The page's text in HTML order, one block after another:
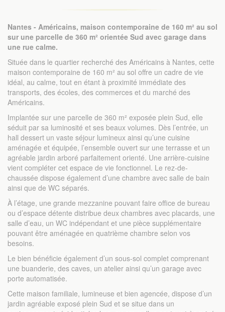
Nantes - Américains, maison contemporaine de 160 m² au sol
sur une parcelle de 360 m² orientée Sud avec garage dans
une rue calme.
Située dans le quartier recherché des Américains à Nantes, cette
maison contemporaine de 160 m² au sol offre un cadre de vie
idéal, au calme, tout en étant à proximité immédiate des
transports, des écoles, des commerces et du marché des
Américains.
Implantée sur une parcelle de 360 m² exposée plein Sud, elle
séduit par sa luminosité et ses beaux volumes. Dès l’entrée, un
hall dessert un vaste séjour lumineux ainsi qu’une cuisine
aménagée et équipée, l’ensemble ouvert sur une terrasse et un
agréable jardin arboré parfaitement orienté. Une arrière-cuisine
vient compléter cet espace de vie fonctionnel. Le rez-de-
chaussée dispose également d’une chambre avec salle de bain
ainsi que de WC séparés.
À l’étage, une grande mezzanine pouvant faire office de bureau
ou d’espace détente distribue deux chambres avec placards, une
salle d’eau, un WC indépendant et une pièce supplémentaire
pouvant être aménagée en quatrième chambre selon vos
besoins.
Le bien bénéficie également d’un sous-sol complet comprenant
une buanderie, des caves, un atelier ainsi qu’un garage avec
porte automatisée.
Cette maison familiale, lumineuse et bien agencée, dispose d’un
jardin agréable exposé plein Sud et se situe dans un